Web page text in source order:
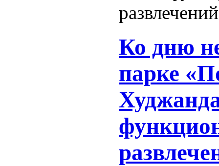
Ко дню
парке